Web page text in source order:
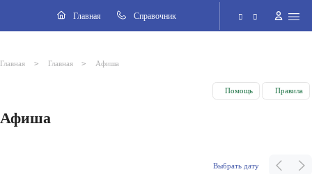
Главная Cправочник
Главная > Главная > Афиша
Афиша
Помощь Правила
Выбрать дату